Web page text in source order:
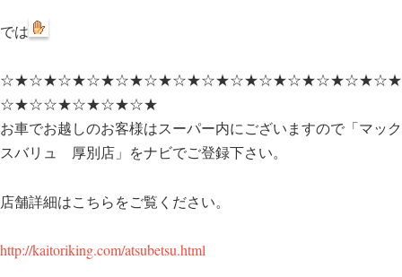
では
☆★☆★☆★☆★☆★☆★☆★☆★☆★☆★☆★☆★☆★☆★
☆★☆☆★☆★☆★☆★
お車でお越しのお客様はスーパー内にございますので「マック
スバリュ 厚別店」をナビでご登録下さい。
店舗詳細はこちらをご覧ください。
http://kaitoriking.com/atsubetsu.html